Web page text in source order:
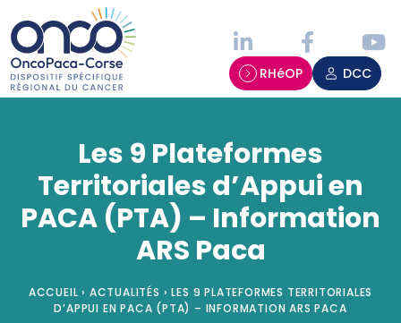
RHéOP DCC
Les 9 Plateformes
Territoriales d’Appui en
PACA (PTA) – Information
ARS Paca
ACCUEIL › ACTUALITÉS › LES 9 PLATEFORMES TERRITORIALES
D’APPUI EN PACA (PTA) – INFORMATION ARS PACA
Panneau de gestion des cookies